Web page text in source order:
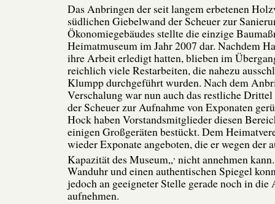
Das Anbringen der seit langem erbetenen
südlichen Giebelwand der Scheuer zur
Ökonomiegebäudes stellte die einzige
Heimatmuseum im Jahr 2007 dar. Nachdem
ihre Arbeit erledigt hatten, blieben im
reichlich viele Restarbeiten, die nahezu
Klumpp durchgeführt wurden. Nach dem
Verschalung war nun auch das restliche Drittel
der Scheuer zur Aufnahme von Exponaten
Hock haben Vorstandsmitglieder diesen
einigen Großgeräten bestückt. Dem
wieder Exponate angeboten, die er wegen der
Kapazität des Museum„, nicht annehmen
Wanduhr und einen authentischen Spiegel
jedoch an geeigneter Stelle gerade noch in die
aufnehmen.